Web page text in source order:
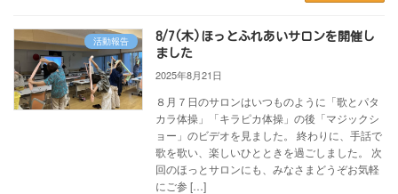
活動報告
8/7(木)ほっとふれあいサロンを開催し
ました
2025年8月21日
８月７日のサロンはいつものように「歌とパタ
カラ体操」「キラピカ体操」の後「マジックシ
ョー」のビデオを見ました。 終わりに、手話で
歌を歌い、楽しいひとときを過ごしました。 次
回のほっとサロンにも、みなさまどうぞお気軽
にご参 […]